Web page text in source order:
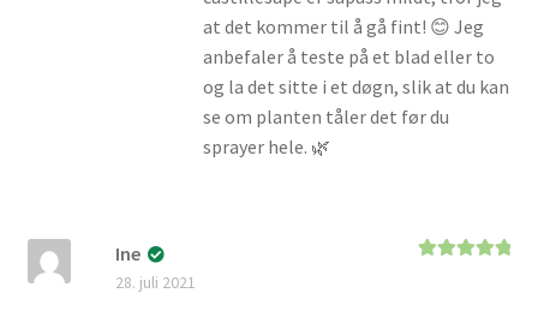
at det kommer til å gå fint! 😊 Jeg
anbefaler å teste på et blad eller to
og la det sitte i et døgn, slik at du kan
se om planten tåler det før du
sprayer hele. 🌿
Ine
28. juli 2021